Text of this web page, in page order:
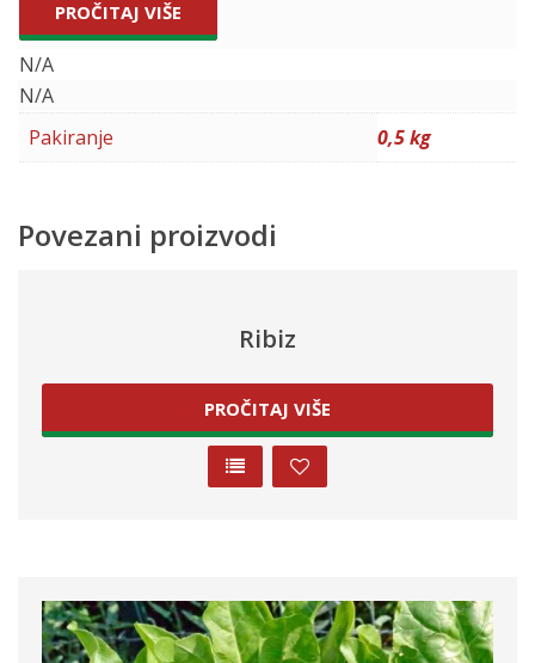
PROČITAJ VIŠE
N/A
N/A
Pakiranje
0,5 kg
Povezani proizvodi
Ribiz
PROČITAJ VIŠE